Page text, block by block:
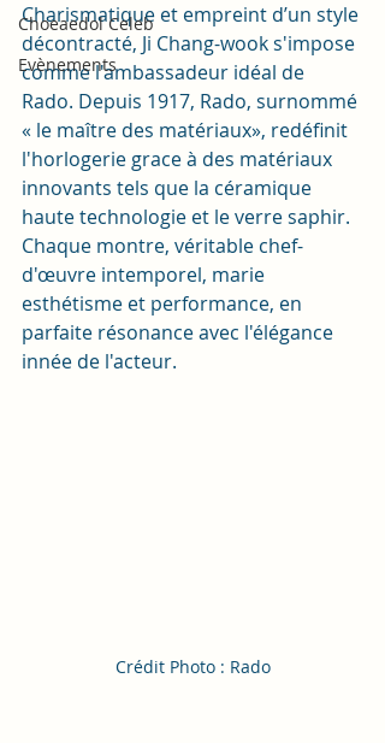
Choeaedol Celeb
Evènements
Charismatique et empreint d’un style
décontracté, Ji Chang-wook s'impose
comme l'ambassadeur idéal de
Rado. Depuis 1917, Rado, surnommé
« le maître des matériaux», redéfinit
l'horlogerie grace à des matériaux
innovants tels que la céramique
haute technologie et le verre saphir.
Chaque montre, véritable chef-
d'œuvre intemporel, marie
esthétisme et performance, en
parfaite résonance avec l'élégance
innée de l'acteur.
Crédit Photo : Rado